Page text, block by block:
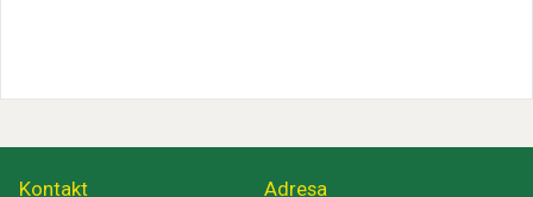
Kontakt Adresa